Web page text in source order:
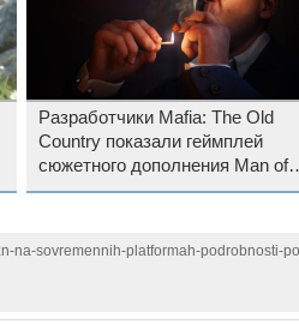
Разработчики Mafia: The Old
Country показали геймплей
сюжетного дополнения Man of
Honor, в котором появится
na-sovremennih-platformah-podrobnosti-